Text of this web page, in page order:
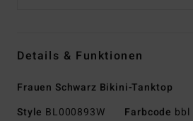
Details & Funktionen
Frauen Schwarz Bikini-Tanktop
Style BL000893W Farbcode bbl